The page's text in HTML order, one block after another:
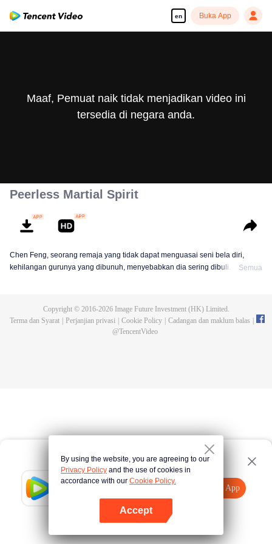
en Buka App
Tencent Video
Buka App
Ketik di sini cuba semula
Maaf, Pemuat naik tidak menjadikan video ini
tersedia di negara anda.
Peerless Martial Spirit
Chen Feng, seorang remaja yang tidak dapat menguasai seni bela diri,
kehilangan gurunya yang dibunuh, menyebabkan dia sering dibuli. Selama
Semua
Copyright © 2016-2026Image Future Investment (HK) Limited.
Terma dan Syarat
Perjanjian privasi Cookie Policy Cadangan dan maklum balas
@TencentVideo
By using the website, you are agreeing to our
Privacy Policy and the use of cookies in
accordance with our Cookie Policy.
Accept